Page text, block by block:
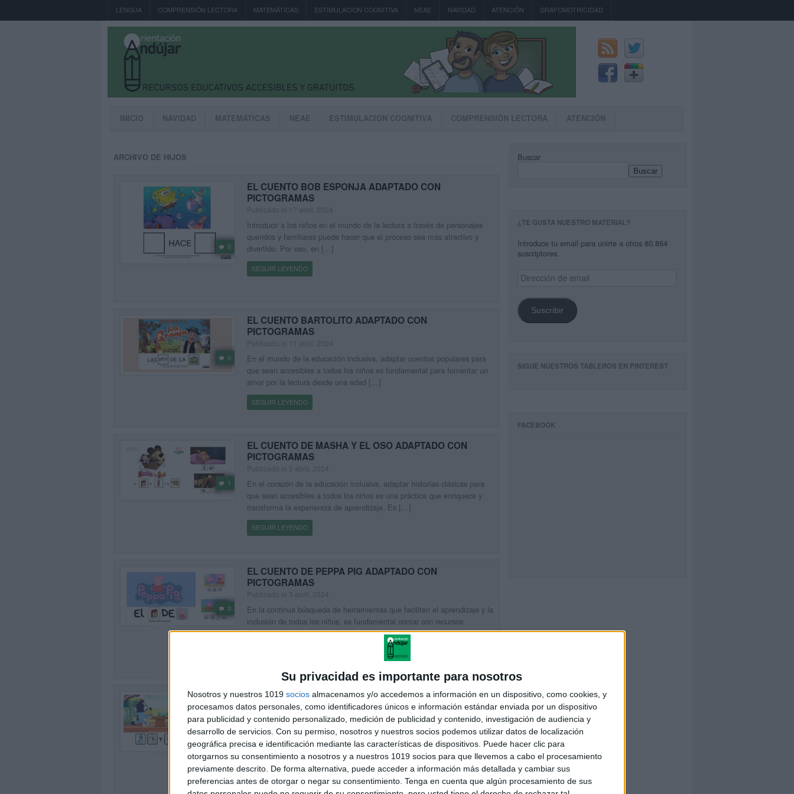
Su privacidad es importante para nosotros
Nosotros y nuestros 1019 socios almacenamos y/o accedemos a información en un dispositivo, como cookies, y
procesamos datos personales, como identificadores únicos e información estándar enviada por un dispositivo
para publicidad y contenido personalizado, medición de publicidad y contenido, investigación de audiencia y
desarrollo de servicios. Con su permiso, nosotros y nuestros socios podemos utilizar datos de localización
geográfica precisa e identificación mediante las características de dispositivos. Puede hacer clic para
otorgarnos su consentimiento a nosotros y a nuestros 1019 socios para que llevemos a cabo el procesamiento
previamente descrito. De forma alternativa, puede acceder a información más detallada y cambiar sus
preferencias antes de otorgar o negar su consentimiento. Tenga en cuenta que algún procesamiento de sus
LENGUA COMPRENSIÓN LECTORA MATEMÁTICAS ESTIMULACION COGNITIVA NEAE NAVIDAD ATENCIÓN GRAFOMOTRICIDAD
INICIO NAVIDAD MATEMÁTICAS NEAE ESTIMULACION COGNITIVA COMPRENSIÓN LECTORA ATENCIÓN
ARCHIVO DE HIJOS
0
EL CUENTO BOB ESPONJA ADAPTADO CON
PICTOGRAMAS
Introducir a los niños en el mundo de la lectura a través de personajes
queridos y familiares puede hacer que el proceso sea más atractivo y
divertido. Por eso, en […]
SEGUIR LEYENDO
0
EL CUENTO BARTOLITO ADAPTADO CON
PICTOGRAMAS
En el mundo de la educación inclusiva, adaptar cuentos populares para
que sean accesibles a todos los niños es fundamental para fomentar un
amor por la lectura desde una edad […]
SEGUIR LEYENDO
1
EL CUENTO DE MASHA Y EL OSO ADAPTADO CON
PICTOGRAMAS
En el corazón de la educación inclusiva, adaptar historias clásicas para
que sean accesibles a todos los niños es una práctica que enriquece y
transforma la experiencia de aprendizaje. Es […]
SEGUIR LEYENDO
0
EL CUENTO DE PEPPA PIG ADAPTADO CON
PICTOGRAMAS
En la continua búsqueda de herramientas que faciliten el aprendizaje y la
inclusión de todos los niños, es fundamental contar con recursos
adaptados que capturan su interés mientras promueven habilidades […]
3
EL CUENTO DE BLUEY ADAPTADO CON PICTOGRAMAS
Publicado el 2 abril, 2024
En el universo de la educación inclusiva, los recursos adaptados juegan
un papel crucial en el desarrollo y la comprensión lectora de todos los
niños, especialmente aquellos con necesidades educativas […]
SEGUIR LEYENDO
Buscar
Buscar
¿TE GUSTA NUESTRO MATERIAL?
Introduce tu email para unirte a otros 80.864
suscriptores.
Dirección
de
Suscribir
SIGUE NUESTROS TABLEROS EN PINTEREST
FACEBOOK